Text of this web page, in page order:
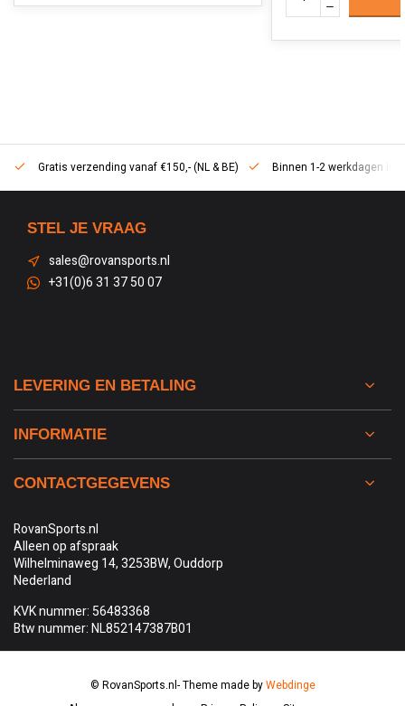
Gratis verzending vanaf €150,- (NL & BE) Binnen 1-2 werkdagen in
STEL JE VRAAG
sales@rovansports.nl
+31(0)6 31 37 50 07
LEVERING EN BETALING
INFORMATIE
CONTACTGEGEVENS
RovanSports.nl
Alleen op afspraak
Wilhelminaweg 14, 3253BW, Ouddorp
Nederland
KVK nummer: 56483368
Btw nummer: NL852147387B01
© RovanSports.nl- Theme made byWebdinge